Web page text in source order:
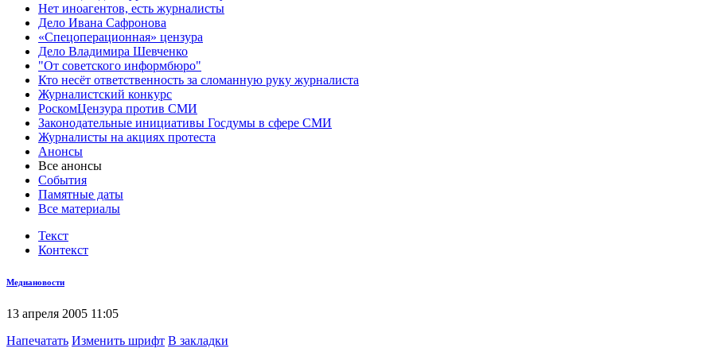
Нет иноагентов, есть журналисты
Дело Ивана Сафронова
«Спецоперационная» цензура
Дело Владимира Шевченко
"От советского информбюро"
Кто несёт ответственность за сломанную руку журналиста
Журналистский конкурс
РоскомЦензура против СМИ
Законодательные инициативы Госдумы в сфере СМИ
Журналисты на акциях протеста
Анонсы
Все анонсы
События
Памятные даты
Все материалы
Текст
Контекст
Медиановости
13 апреля 2005 11:05
Напечатать Изменить шрифт В закладки